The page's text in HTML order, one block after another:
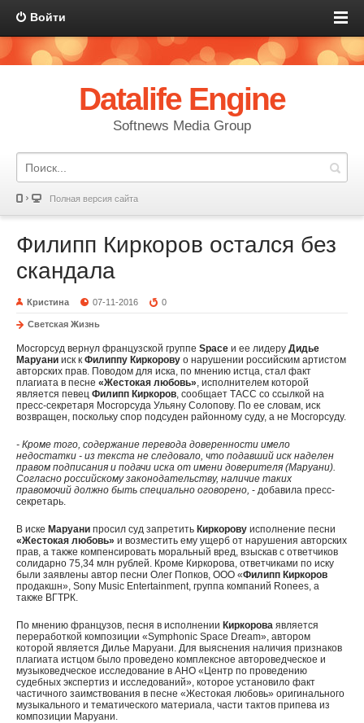
Войти
Datalife Engine
Softnews Media Group
Полная версия сайта
Филипп Киркоров остался без
скандала
Кристина 07-11-2016 0
Светская Жизнь
Мосгорсуд вернул французской группе Space и ее лидеру Дидье
Маруани иск к Филиппу Киркорову о нарушении российским артистом
авторских прав. Поводом для иска, по мнению истца, стал факт
плагиата в песне «Жестокая любовь», исполнителем которой
является певец Филипп Киркоров, сообщает ТАСС со ссылкой на
пресс-секретаря Мосгорсуда Ульяну Солопову. По ее словам, иск
возвращен, поскольку спор подсуден районному суду, а не Мосгорсуду.
- Кроме того, содержание перевода доверенности имело
недостатки - из текста не следовало, что подавший иск наделен
правом подписания и подачи иска от имени доверителя (Маруани).
Согласно российскому законодательству, наличие таких
правомочий должно быть специально оговорено, - добавила пресс-
секретарь.
В иске Маруани просил суд запретить Киркорову исполнение песни
«Жестокая любовь» и возместить ему ущерб от нарушения авторских
прав, а также компенсировать моральный вред, взыскав с ответчиков
солидарно 75,34 млн рублей. Кроме Киркорова, ответчиками по иску
были заявлены автор песни Олег Попков, ООО «Филипп Киркоров
продакшн», Sony Music Entertainment, группа компаний Roneеs, а
также ВГТРК.
По мнению французов, песня в исполнении Киркорова является
переработкой композиции «Symphonic Space Dream», автором
которой является Дилье Маруани. Для выяснения наличия признаков
плагиата истцом было проведено комплексное автороведческое и
музыковедческое исследование в АНО «Центр по проведению
судебных экспертиз и исследований», которое установило факт
частичного заимствования в песне «Жестокая любовь» оригинального
музыкального и тематического материала, части тактов припева из
композиции Маруани.